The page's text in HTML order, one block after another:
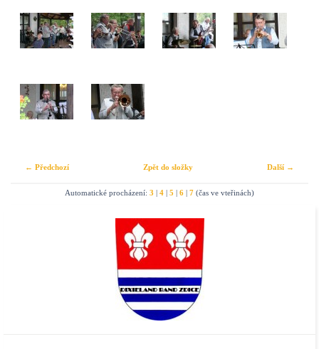
← Předchozí Další →
Zpět do složky
Automatické procházení: 3 | 4 | 5 | 6 | 7 (čas ve vteřinách)